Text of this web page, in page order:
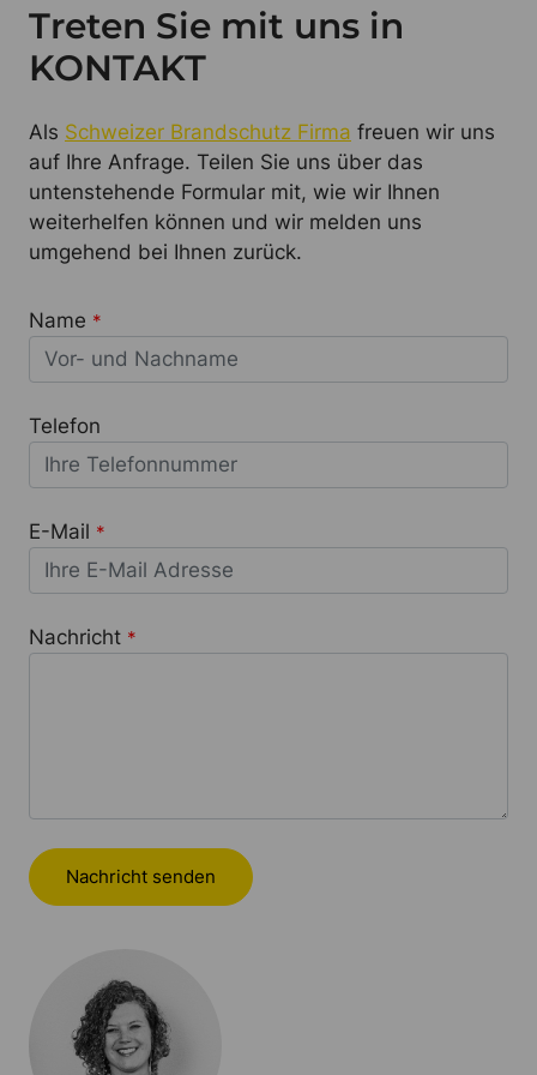
Treten Sie mit uns in
KONTAKT
Als Schweizer Brandschutz Firma freuen wir uns
auf Ihre Anfrage. Teilen Sie uns über das
untenstehende Formular mit, wie wir Ihnen
weiterhelfen können und wir melden uns
umgehend bei Ihnen zurück.
Name *
Telefon
E-Mail *
Nachricht *
Nachricht senden